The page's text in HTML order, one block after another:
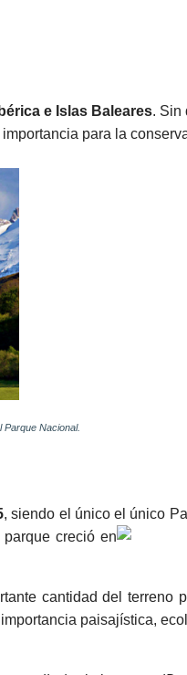
e Islas Baleares. Sin
para la
Parque Nacional.
, siendo el único el único
creció en
cantidad del terreno
paisajística,